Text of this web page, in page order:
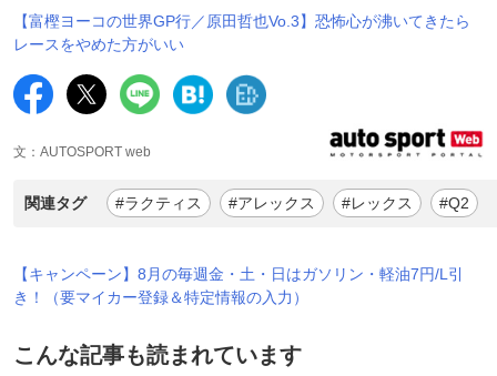
【富樫ヨーコの世界GP行／原田哲也Vo.3】恐怖心が沸いてきたら
レースをやめた方がいい
文：AUTOSPORT web
関連タグ #ラクティス #アレックス #レックス #Q2
【キャンペーン】8月の毎週金・土・日はガソリン・軽油7円/L引
き！（要マイカー登録＆特定情報の入力）
こんな記事も読まれています